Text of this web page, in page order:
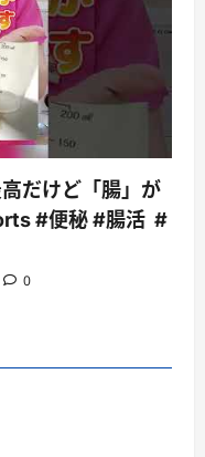
だけど「腸」が
#便秘 #腸活 #
0